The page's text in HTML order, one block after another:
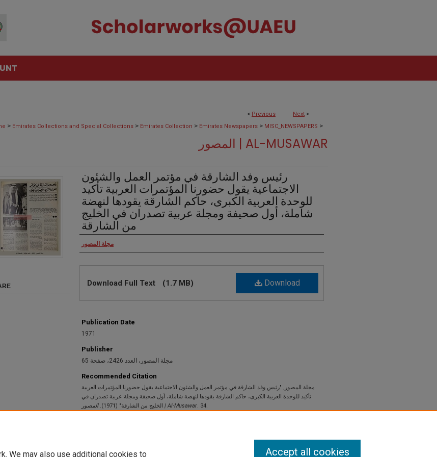
< Previous Next >
> Emirates Collections and Special Collections > Emirates Collection > Emirates Newspapers > MISC_NEWSPAPERS >
المصور | AL-MUSAWAR
رئيس وفد الشارقة في مؤتمر العمل والشئون
الاجتماعية يقول حضورنا المؤتمرات العربية تأكيد
للوحدة العربية الكبرى، حاكم الشارقة يقودها لنهضة
شاملة، أول صحيفة ومجلة عربية تصدران في الخليج
من الشارقة
مجلة المصور
Download
Download Full Text (1.7 MB)
Publication Date
1971
Publisher
مجلة المصور، العدد 2426، صفحة 65
Recommended Citation
مجلة المصور, "رئيس وفد الشارقة في مؤتمر العمل والشئون الاجتماعية يقول حضورنا المؤتمرات العربية
تأكيد للوحدة العربية الكبرى، حاكم الشارقة يقودها لنهضة شاملة، أول صحيفة ومجلة عربية تصدران في
الخليج من الشارقة" (1971). المصور | Al-Musawar. 34.
We may also use additional cookies to Accept all cookies